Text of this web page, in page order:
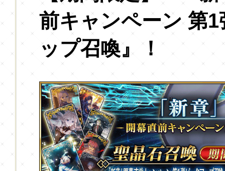
前キャンペーン 第
ップ召喚』！